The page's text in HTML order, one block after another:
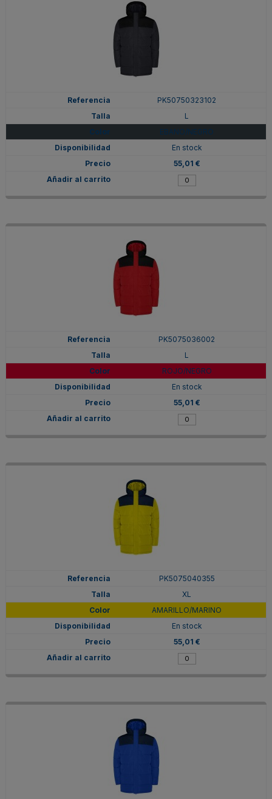
PK50750323102
L
EBANO/NEGRO
En stock
55,01 €
PK5075036002
L
ROJO/NEGRO
En stock
55,01 €
PK5075040355
XL
AMARILLO/MARINO
En stock
55,01 €